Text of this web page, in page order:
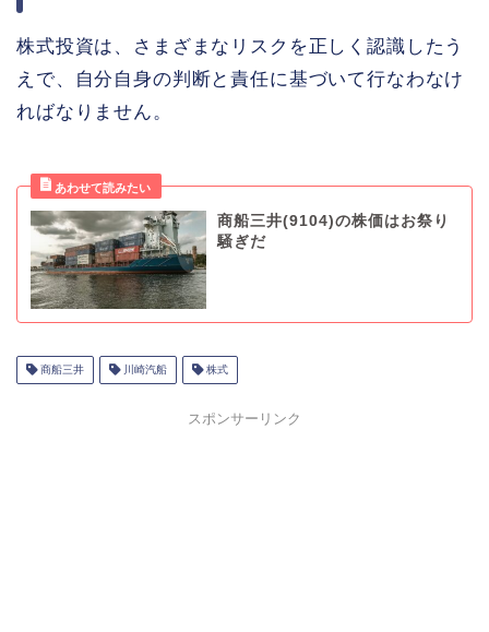
株式投資は、さまざまなリスクを正しく認識したう
えで、自分自身の判断と責任に基づいて行なわなけ
ればなりません。
商船三井(9104)の株価はお祭り
騒ぎだ
商船三井 川崎汽船 株式
スポンサーリンク